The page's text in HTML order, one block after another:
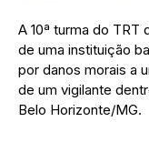
A 10ª turma do TRT
de uma instituição
por danos morais a
de um vigilante
Belo Horizonte/MG.